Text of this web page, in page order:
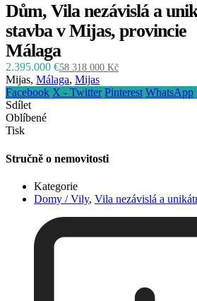
Dům, Vila nezávislá a
stavba v Mijas, provincie
Málaga
2.395.000 €58 318 000 Kč
Mijas,Málaga,Mijas
Facebook X - Twitter Pinterest WhatsApp
Sdílet
Oblíbené
Tisk
Stručně o nemovitosti
Kategorie
Domy / Vily,Vila nezávislá a